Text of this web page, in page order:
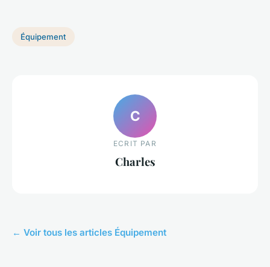
Équipement
C
ECRIT PAR
Charles
← Voir tous les articles Équipement